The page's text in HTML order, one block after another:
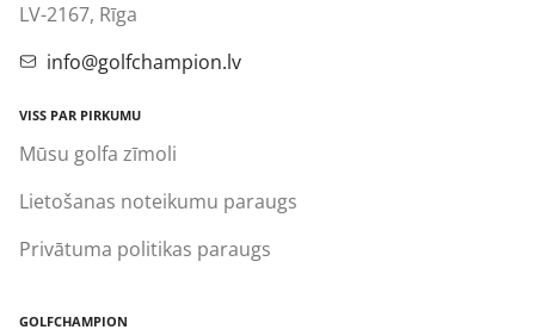
LV-2167, Rīga
info@golfchampion.lv
VISS PAR PIRKUMU
Mūsu golfa zīmoli
Lietošanas noteikumu paraugs
Privātuma politikas paraugs
GOLFCHAMPION